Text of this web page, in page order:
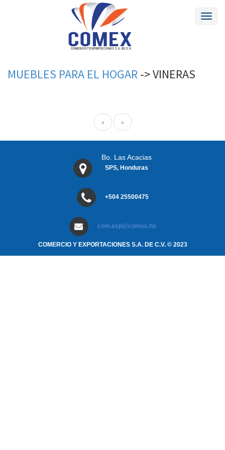
MUEBLES PARA EL HOGAR->VINERAS
« »
Bo. Las Acacias
SPS, Honduras
+504 25500475
com.exp@comex.hn
COMERCIO Y EXPORTACIONES S.A. DE C.V. © 2023